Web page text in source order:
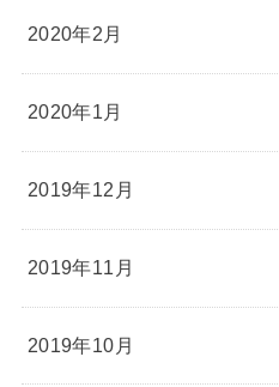
2020年2月
2020年1月
2019年12月
2019年11月
2019年10月